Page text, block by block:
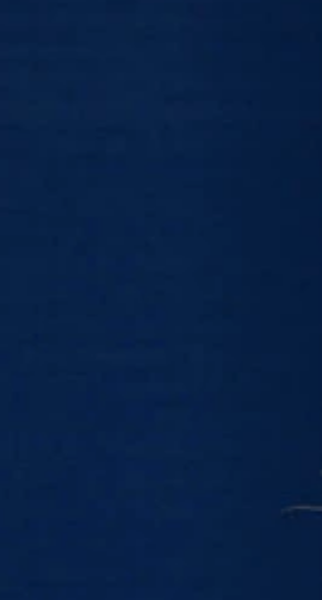
左）とデーブ・スペクターが「“裏
ル・ パフォーマンス】WBCで日
ウェアリング・ パンツ】お笑い芸
ツーリズム】観光地にキャパを超え
ないでください】毎年ハロウィン